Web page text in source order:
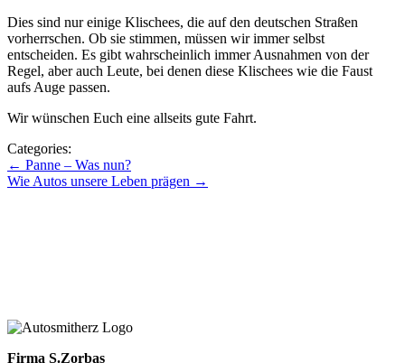
Dies sind nur einige Klischees, die auf den deutschen Straßen
vorherrschen. Ob sie stimmen, müssen wir immer selbst
entscheiden. Es gibt wahrscheinlich immer Ausnahmen von der
Regel, aber auch Leute, bei denen diese Klischees wie die Faust
aufs Auge passen.
Wir wünschen Euch eine allseits gute Fahrt.
Categories:
Beitragsnavigation
← Panne – Was nun?
Wie Autos unsere Leben prägen →
Firma S.Zorbas